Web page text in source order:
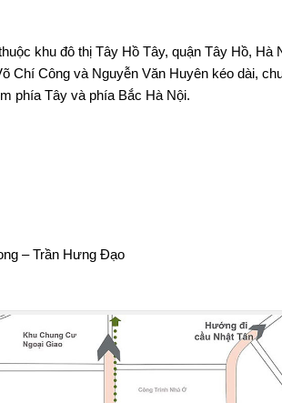
khu đô thị Tây Hồ Tây, quận Tây Hồ, Hà
Chí Công và Nguyễn Văn Huyên kéo dài,
phía Tây và phía Bắc Hà Nội.
– Trần Hưng Đạo